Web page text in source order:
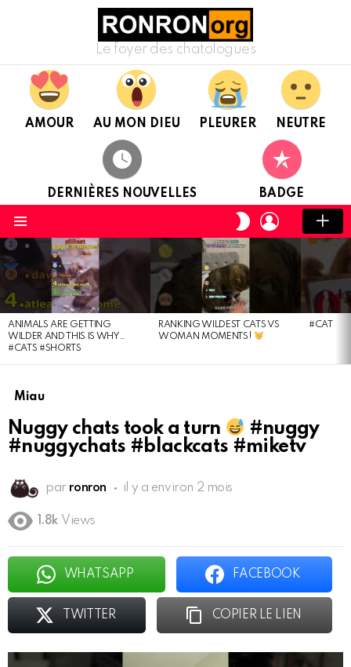
Le foyer des chatologues
AMOUR AU MON DIEU PLEURER NEUTRE
DERNIÈRES NOUVELLES BADGE
CHANGER
DE
CONNEXION
DERNIÈRES
NOUVELLES
ANIMALS ARE GETTING
WILDER AND THIS IS WHY…
#CATS #SHORTS
RANKING WILDEST CATS VS
WOMAN MOMENTS!
#CAT
Miau
Nuggy chats took a turn
#nuggy
#nuggychats #blackcats #miketv
par ronron il y a environ 2 mois
1.8k Views
WHATSAPP FACEBOOK
TWITTER COPIER LE LIEN